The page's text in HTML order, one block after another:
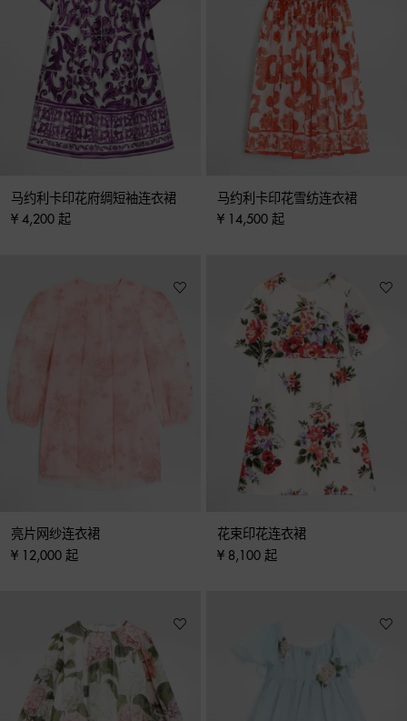
马约利卡印花府绸短袖连衣裙
¥ 4,200 起
马约利卡印花雪纺连衣裙
¥ 14,500 起
亮片网纱连衣裙
¥ 12,000 起
花束印花连衣裙
¥ 8,100 起